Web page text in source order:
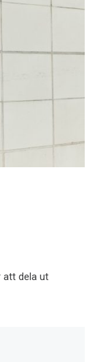
att dela ut